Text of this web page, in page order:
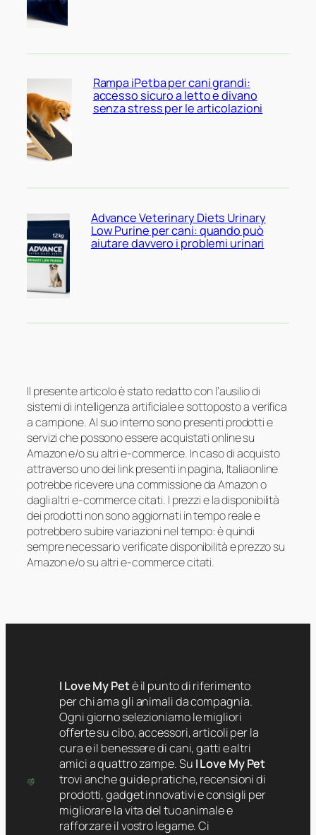
Rampa iPetba per cani grandi:
accesso sicuro a letto e divano
senza stress per le articolazioni
Advance Veterinary Diets Urinary
Low Purine per cani: quando può
aiutare davvero i problemi urinari
Il presente articolo è stato redatto con l’ausilio di
sistemi di intelligenza artificiale e sottoposto a verifica
a campione. Al suo interno sono presenti prodotti e
servizi che possono essere acquistati online su
Amazon e/o su altri e-commerce. In caso di acquisto
attraverso uno dei link presenti in pagina, Italiaonline
potrebbe ricevere una commissione da Amazon o
dagli altri e-commerce citati. I prezzi e la disponibilità
dei prodotti non sono aggiornati in tempo reale e
potrebbero subire variazioni nel tempo: è quindi
sempre necessario verificate disponibilità e prezzo su
Amazon e/o su altri e-commerce citati.
I Love My Petè il punto di riferimento
per chi ama gli animali da compagnia.
Ogni giorno selezioniamo le migliori
offerte su cibo, accessori, articoli per la
cura e il benessere di cani, gatti e altri
amici a quattro zampe. Su I Love My Pet
trovi anche guide pratiche, recensioni di
prodotti, gadget innovativi e consigli per
migliorare la vita del tuo animale e
rafforzare il vostro legame. Ci